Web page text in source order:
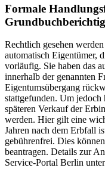
Formale
Rechtlich gesehen
automatisch Eigentümer,
vorläufig. Sie haben das
innerhalb der genannten
Eigentumsübergang
stattgefunden. Um
späteren Verkauf der
werden. Hier gilt eine
Jahren nach dem Erbfall
gebührenfrei. Dies
beantragen. Details zur
Service-Portal Berlin unter